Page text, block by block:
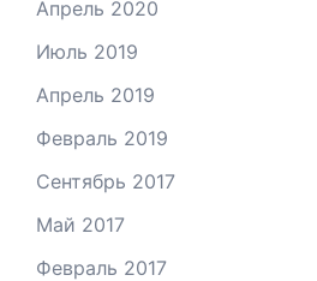
Апрель 2020
Июль 2019
Апрель 2019
Февраль 2019
Сентябрь 2017
Май 2017
Февраль 2017